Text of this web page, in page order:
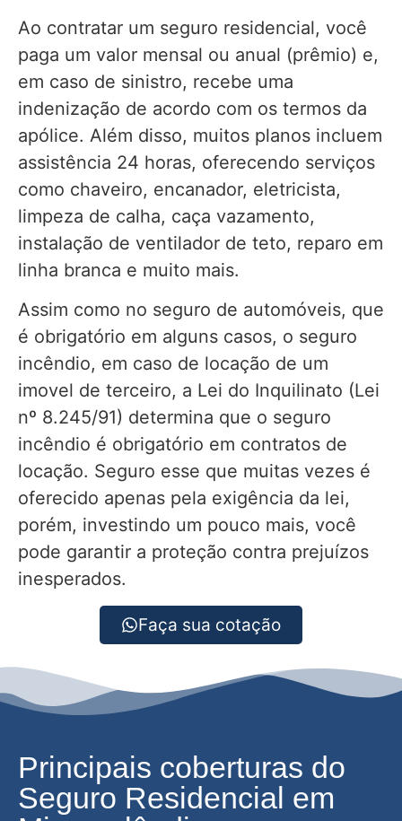
Ao contratar um seguro residencial, você
paga um valor mensal ou anual (prêmio) e,
em caso de sinistro, recebe uma
indenização de acordo com os termos da
apólice. Além disso, muitos planos incluem
assistência 24 horas, oferecendo serviços
como chaveiro, encanador, eletricista,
limpeza de calha, caça vazamento,
instalação de ventilador de teto, reparo em
linha branca e muito mais.
Assim como no seguro de automóveis, que
é obrigatório em alguns casos, o seguro
incêndio, em caso de locação de um
imovel de terceiro, a Lei do Inquilinato (Lei
nº 8.245/91) determina que o seguro
incêndio é obrigatório em contratos de
locação. Seguro esse que muitas vezes é
oferecido apenas pela exigência da lei,
porém, investindo um pouco mais, você
pode garantir a proteção contra prejuízos
inesperados.
Faça sua cotação
Principais coberturas do
Seguro Residencial em